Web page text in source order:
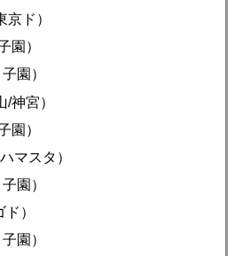
ド）
園）
園）
宮）
園）
スタ）
園）
）
園）